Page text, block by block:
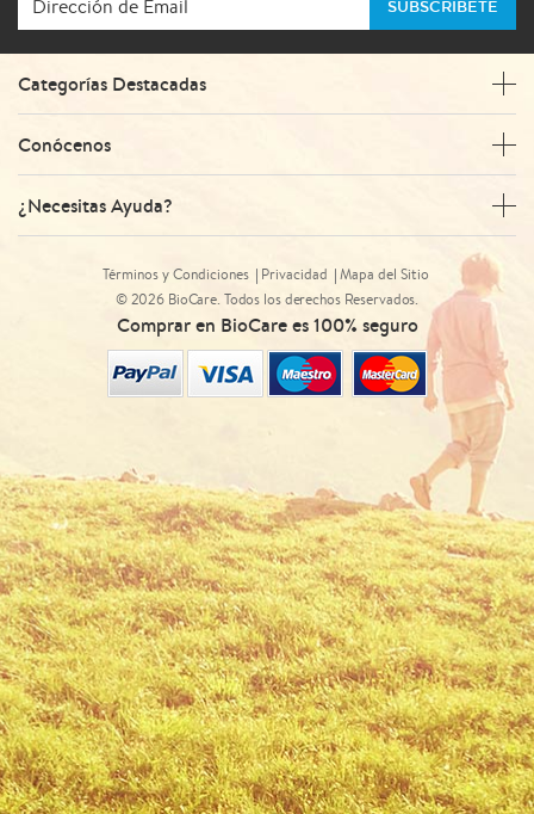
SUBSCRIBETE
Categorías Destacadas
Conócenos
¿Necesitas Ayuda?
Términos y Condiciones Privacidad
Mapa del Sitio
© 2026 BioCare. Todos los derechos Reservados.
Comprar en BioCare es 100% seguro